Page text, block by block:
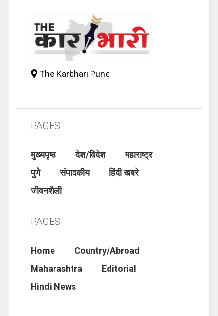
The Karbhari Pune
PAGES
मुख्यपृष्ठ देश/विदेश
महाराष्ट्र
पुणे
संपादकीय
हिंदी खबरे
जीवनशैली
PAGES
Home
Country/Abroad
Maharashtra
Editorial
Hindi News